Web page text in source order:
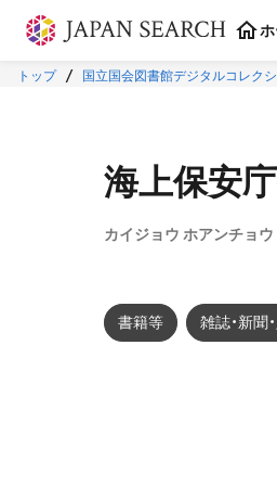
本文に飛ぶ
トップ 国立国会図書館デジタルコレク
海上保安
カイジョウ ホアンチョ
書籍等 雑誌・新聞